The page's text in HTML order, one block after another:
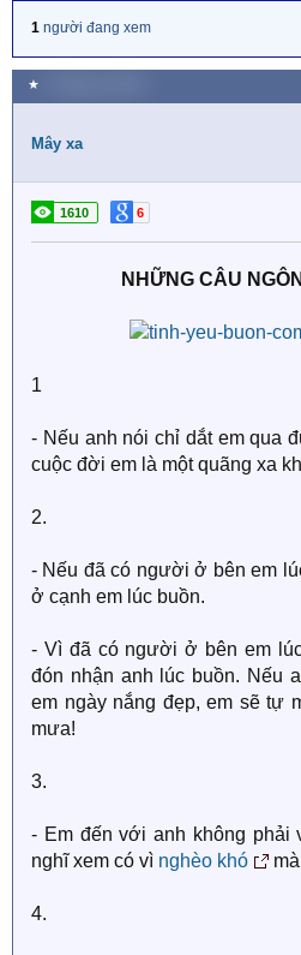
1 người đang xem
★
Mây xa
1610 6
NHỮNG CÂU
1
- Nếu anh nói chỉ dắt em qua
cuộc đời em là một quãng xa
2.
- Nếu đã có người ở bên em
ở cạnh em lúc buồn.
- Vì đã có người ở bên em
đón nhận anh lúc buồn. Nếu
em ngày nắng đẹp, em sẽ tự
mưa!
3.
- Em đến với anh không phải
nghĩ xem có vì nghèo khó
4.